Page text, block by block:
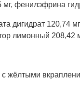
мг, фенилэфрина
дигидрат 120,74
лимонный